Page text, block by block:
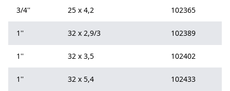
3/4'' 25 x 4,2 102365
1'' 32 x 2,9/3 102389
1'' 32 x 3,5 102402
1'' 32 x 5,4 102433